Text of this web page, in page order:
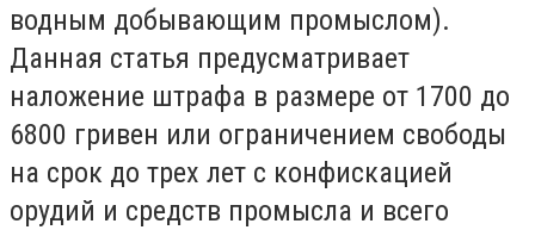
водным добывающим промыслом).
Данная статья предусматривает
наложение штрафа в размере от 1700 до
6800 гривен или ограничением свободы
на срок до трех лет с конфискацией
орудий и средств промысла и всего